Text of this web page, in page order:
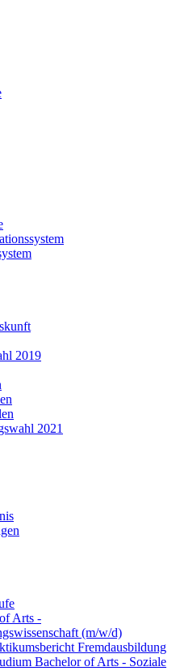
2019
2021
Arts -
(m/w/d)
Fremdausbildung
Bachelor of Arts - Soziale